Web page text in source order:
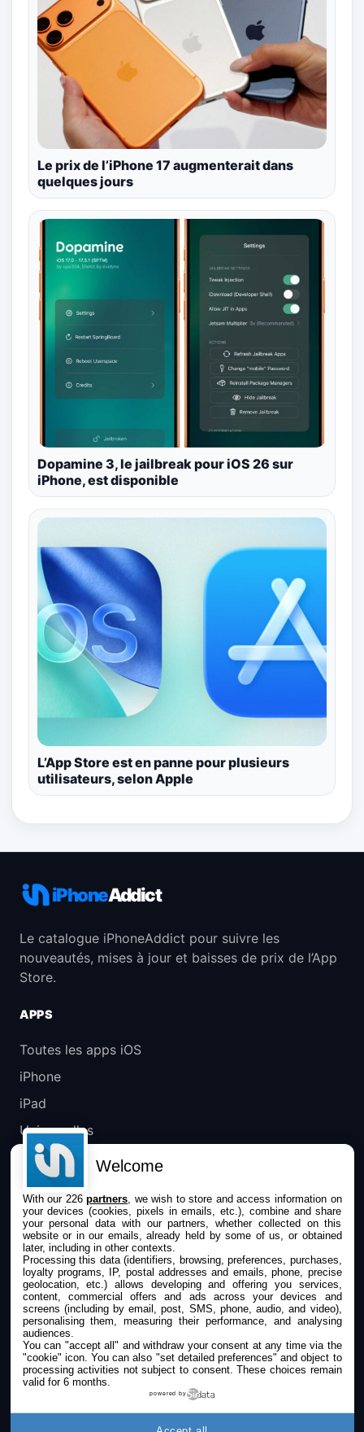
Le prix de l’iPhone 17 augmenterait dans
quelques jours
Dopamine 3, le jailbreak pour iOS 26 sur
iPhone, est disponible
L’App Store est en panne pour plusieurs
utilisateurs, selon Apple
iPhoneAddict
Le catalogue iPhoneAddict pour suivre les
nouveautés, mises à jour et baisses de prix de l’App
Store.
APPS
Toutes les apps iOS
iPhone
iPad
Universelles
Mac
Apple TV
IPHONEADDICT
Actualité Apple
Archives keynotes
Contact
À propos
KultureGeek
Welcome
With our 226partners , we wish to store and access information on
your devices (cookies, pixels in emails, etc.), combine and share
your personal data with our partners, whether collected on this
website or in our emails, already held by some of us, or obtained
later, including in other contexts.
Processing this data (identifiers, browsing, preferences, purchases,
loyalty programs, IP, postal addresses and emails, phone, precise
geolocation, etc.) allows developing and offering you services,
content, commercial offers and ads across your devices and
screens (including by email, post, SMS, phone, audio, and video),
personalising them, measuring their performance, and analysing
audiences.
You can "accept all" and withdraw your consent at any time via the
"cookie" icon. You can also "set detailed preferences" and object to
processing activities not subject to consent. These choices remain
valid for 6 months.
powered by